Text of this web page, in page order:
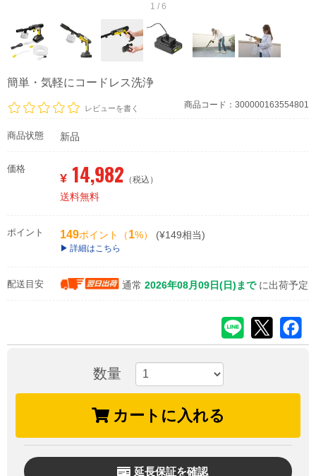
1 / 6
簡単・気軽にコードレス洗浄
レビューを書く 商品コード：300000163554801
商品状態 新品
価格
¥ 14,982 （税込）
送料無料
ポイント 149ポイント（1%） (¥149相当)
詳細はこちら
配送目安 通常 2026年08月09日(日)まで に出荷予定
数量
カートに入れる
延長保証を確認